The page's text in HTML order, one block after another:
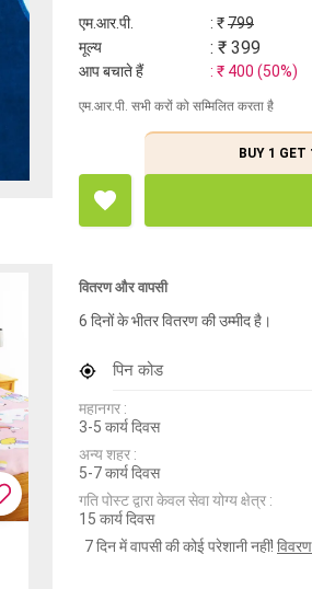
एम.आर.पी. : ₹799
मूल्य
: ₹ 399
आप बचाते हैं : ₹ 400 (50%)
एम.आर.पी. सभी करों को सम्मिलित करता है
BUY 1 GET
वितरण और वापसी
6 दिनों के भीतर वितरण की उम्मीद है।
पिन कोड
महानगर :
3-5 कार्य दिवस
अन्य शहर :
5-7 कार्य दिवस
गति पोस्ट द्वारा केवल सेवा योग्य क्षेत्र :
15 कार्य दिवस
7 दिन में वापसी की कोई परेशानी नहीं! विवरण...